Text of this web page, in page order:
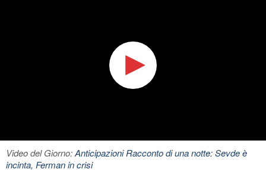
Video del Giorno:Anticipazioni Racconto di una notte: Sevde è
incinta, Ferman in crisi